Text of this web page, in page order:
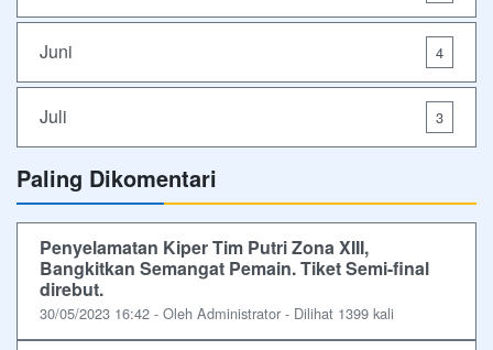
Juni 4
Juli 3
Paling Dikomentari
Penyelamatan Kiper Tim Putri Zona XIII,
Bangkitkan Semangat Pemain. Tiket Semi-final
direbut.
30/05/2023 16:42 - Oleh Administrator - Dilihat 1399 kali